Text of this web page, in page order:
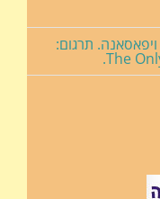
תרגום: